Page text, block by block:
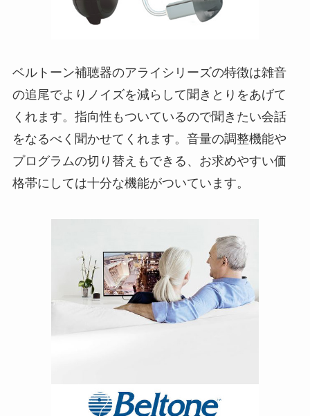
ベルトーン補聴器のアライシリーズの特徴は雑音
の追尾でよりノイズを減らして聞きとりをあげて
くれます。指向性もついているので聞きたい会話
をなるべく聞かせてくれます。音量の調整機能や
プログラムの切り替えもできる、お求めやすい価
格帯にしては十分な機能がついています。